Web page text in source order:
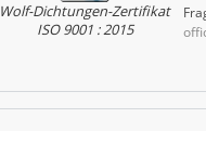
Wolf-Dichtungen-Zertifikat
ISO 9001 : 2015